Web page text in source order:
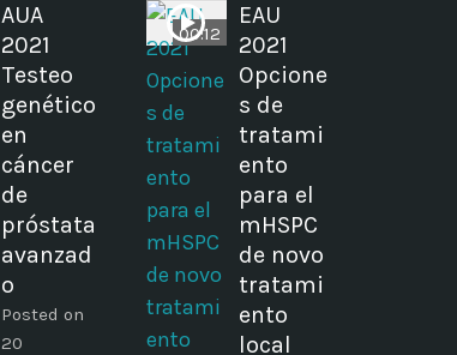
AUA
2021
Testeo
genético
en
cáncer
de
próstata
avanzad
o
Posted on
20
00:12
EAU
2021
Opcione
s de
tratami
ento
para el
mHSPC
de novo
tratami
ento
local